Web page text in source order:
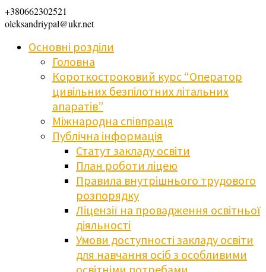
+380662302521
oleksandriypal@ukr.net
Основні розділи
Головна
Короткостроковий курс “Оператор
цивільних безпілотних літальних
апаратів”
Міжнародна співпраця
Публічна інформація
Статут закладу освіти
План роботи ліцею
Правила внутрішнього трудового
розпорядку
Ліцензії на провадження освітньої
діяльності
Умови доступності закладу освіти
для навчання осіб з особливими